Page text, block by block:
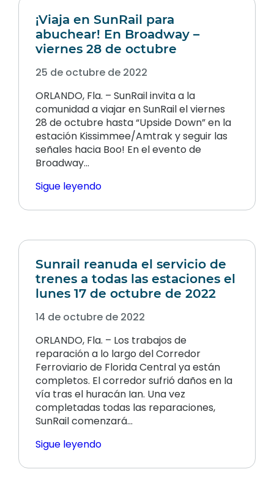
¡Viaja en SunRail para
abuchear! En Broadway –
viernes 28 de octubre
25 de octubre de 2022
ORLANDO, Fla. – SunRail invita a la
comunidad a viajar en SunRail el viernes
28 de octubre hasta “Upside Down” en la
estación Kissimmee/Amtrak y seguir las
señales hacia Boo! En el evento de
Broadway...
Sigue leyendo
Sunrail reanuda el servicio de
trenes a todas las estaciones el
lunes 17 de octubre de 2022
14 de octubre de 2022
ORLANDO, Fla. – Los trabajos de
reparación a lo largo del Corredor
Ferroviario de Florida Central ya están
completos. El corredor sufrió daños en la
vía tras el huracán Ian. Una vez
completadas todas las reparaciones,
SunRail comenzará...
Sigue leyendo